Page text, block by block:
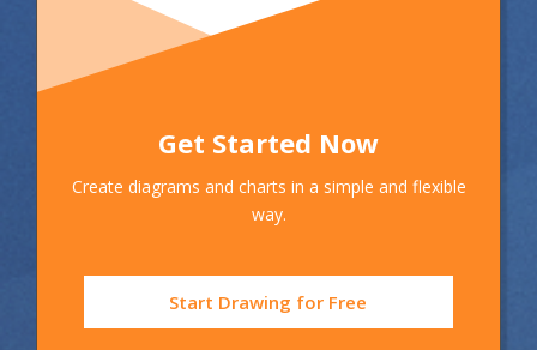
Get Started Now
Create diagrams and charts in a simple and flexible
way.
Start Drawing for Free